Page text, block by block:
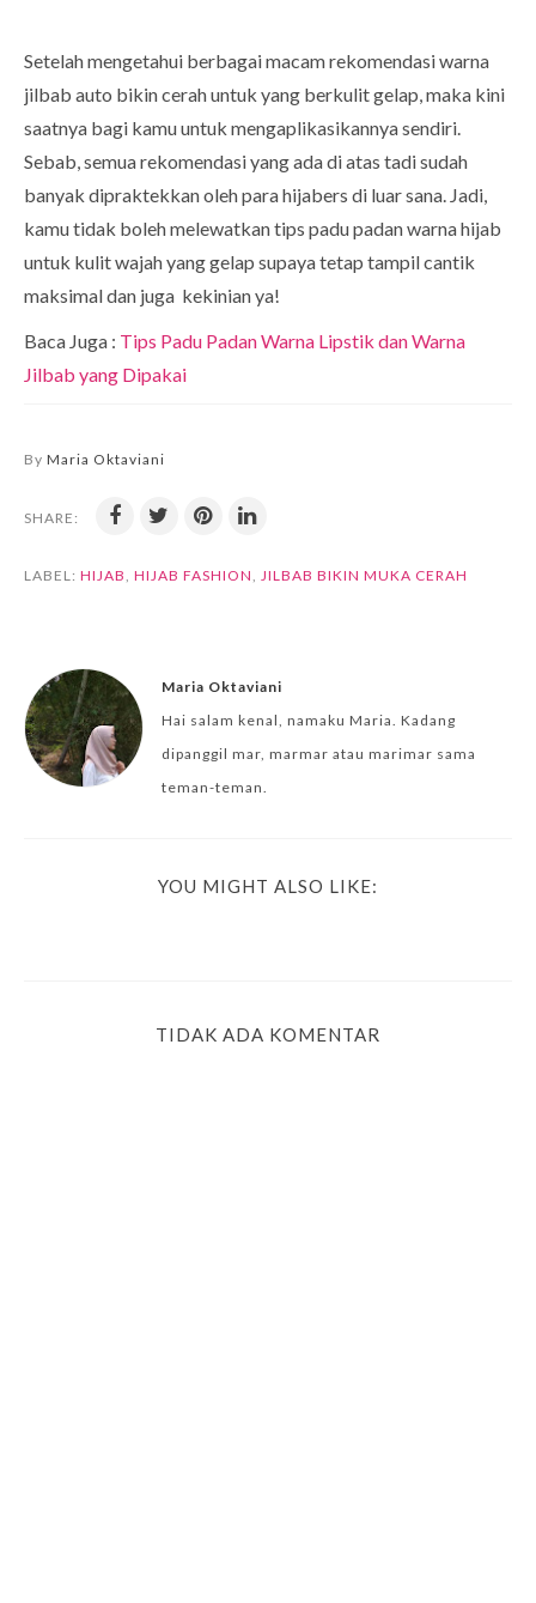
Setelah mengetahui berbagai macam rekomendasi warna
jilbab auto bikin cerah untuk yang berkulit gelap, maka kini
saatnya bagi kamu untuk mengaplikasikannya sendiri.
Sebab, semua rekomendasi yang ada di atas tadi sudah
banyak dipraktekkan oleh para hijabers di luar sana. Jadi,
kamu tidak boleh melewatkan tips padu padan warna hijab
untuk kulit wajah yang gelap supaya tetap tampil cantik
maksimal dan juga kekinian ya!
Baca Juga : Tips Padu Padan Warna Lipstik dan Warna
Jilbab yang Dipakai
By Maria Oktaviani
SHARE:
LABEL: HIJAB, HIJAB FASHION, JILBAB BIKIN MUKA CERAH
Maria Oktaviani
Hai salam kenal, namaku Maria. Kadang
dipanggil mar, marmar atau marimar sama
teman-teman.
YOU MIGHT ALSO LIKE:
TIDAK ADA KOMENTAR